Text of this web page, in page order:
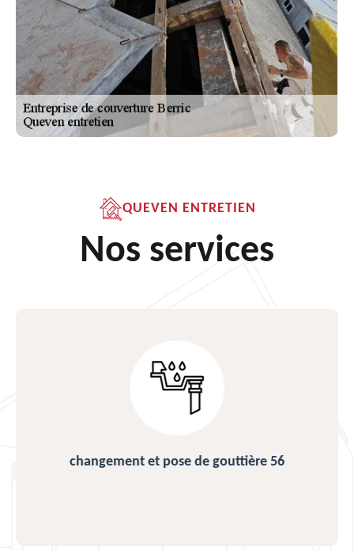
QUEVEN ENTRETIEN
Nos services
changement et pose de gouttière 56